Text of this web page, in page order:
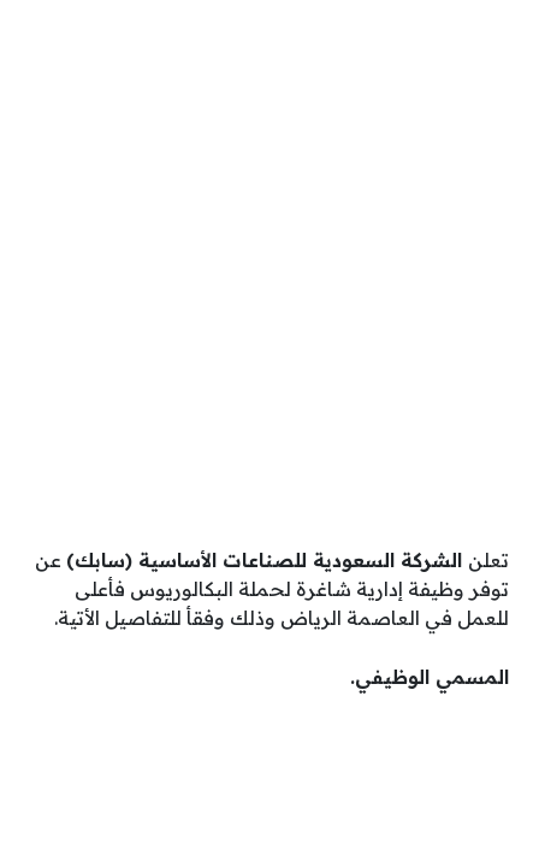
تعلن الشركة السعودية للصناعات الأساسية (سابك) عن
توفر وظيفة إدارية شاغرة لحملة البكالوريوس فأعلى
للعمل في العاصمة الرياض وذلك وفقأ للتفاصيل الأتية.
المسمي الوظيفي.